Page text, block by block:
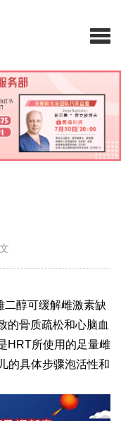
二醇可缓解雌激素缺
的骨质疏松和心脑血
HRT所使用的足量雌
的具体步骤泡活性和